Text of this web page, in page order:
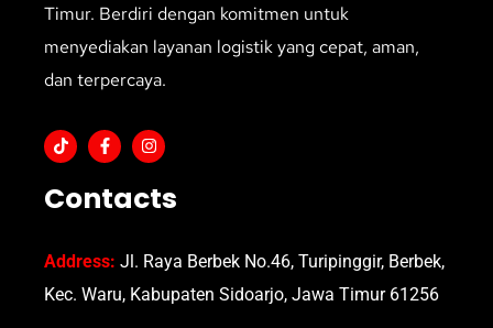
Timur. Berdiri dengan komitmen untuk
menyediakan layanan logistik yang cepat, aman,
dan terpercaya.
Contacts
Address: Jl. Raya Berbek No.46, Turipinggir, Berbek,
Kec. Waru, Kabupaten Sidoarjo, Jawa Timur 61256